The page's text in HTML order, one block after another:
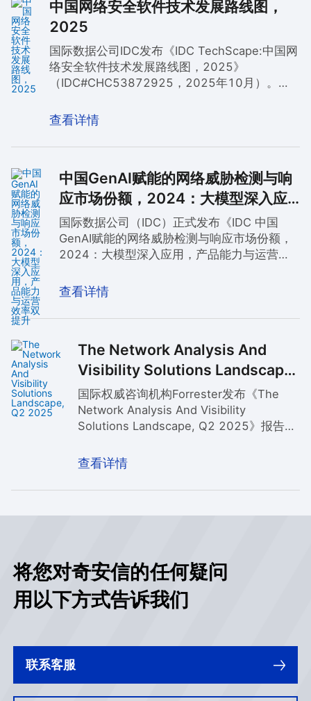
安全管理平台和安全服务三大核心领域蝉联市
场份额首位。同时，在统一威胁管理（UTM）
额位列前二，展现出全面而稳固的市场竞争
力。
中国网络安全软件技术发展路线图，
2025
国际数据公司IDC发布《IDC TechScape:中国网
络安全软件技术发展路线图，2025》
（IDC#CHC53872925，2025年10月）。在
中，奇安信均被列为推荐厂商，成为覆盖领域最
多的企业。该9项技术领域分别是：安全副驾
驶、应用安全态势管理（ASPM）、云原生应用
任网络访问（ZTNA）、终端安全、网络检测与
响应（NDR）、电子发现与取证、威胁情报。
查看详情
中国GenAI赋能的网络威胁检测与响
应市场份额，2024：大模型深入应
用，产品能力与运营效率双提升
国际数据公司（IDC）正式发布《IDC 中国
GenAI赋能的网络威胁检测与响应市场份额，
2024：大模型深入应用，产品能力与运营效
测与响应市场的规模、技术发展等情况进行了
系统研究。奇安信凭借天眼威胁监测与分析系
统的智能研判检测、多维度威胁分析、自动化
该市场第一，进一步巩固了其在网络安全领域
的领先地位。
查看详情
The Network Analysis And
Visibility Solutions Landscape,
Q2 2025
国际权威咨询机构Forrester发布《The
Network Analysis And Visibility
Solutions Landscape, Q2 2025》报告。
续三次获此权威认可，彰显了奇安信在网
络安全领域的技术引领力和实战化安全能
力。
查看详情
将您对奇安信的任何疑问
用以下方式告诉我们
联系客服